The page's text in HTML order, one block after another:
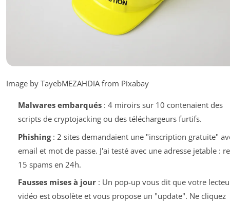
Image by TayebMEZAHDIA from Pixabay
Malwares embarqués: 4 miroirs sur 10 contenaient des
scripts de cryptojacking ou des téléchargeurs furtifs.
Phishing: 2 sites demandaient une "inscription gratuite"
email et mot de passe. J'ai testé avec une adresse jetable :
15 spams en 24h.
Fausses mises à jour: Un pop-up vous dit que votre
vidéo est obsolète et vous propose un "update". Ne cliquez